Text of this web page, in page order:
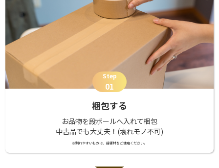
Step
01
梱包する
お品物を段ボールへ入れて梱包
中古品でも大丈夫！(壊れモノ不可)
※割れやすいものは、緩衝材をご使用ください。